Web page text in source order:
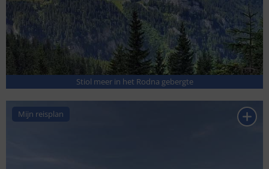
Stiol meer in het Rodna gebergte
Mijn reisplan